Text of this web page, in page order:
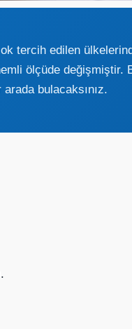
tercih edilen
ölçüde değişmiştir.
bulacaksınız.